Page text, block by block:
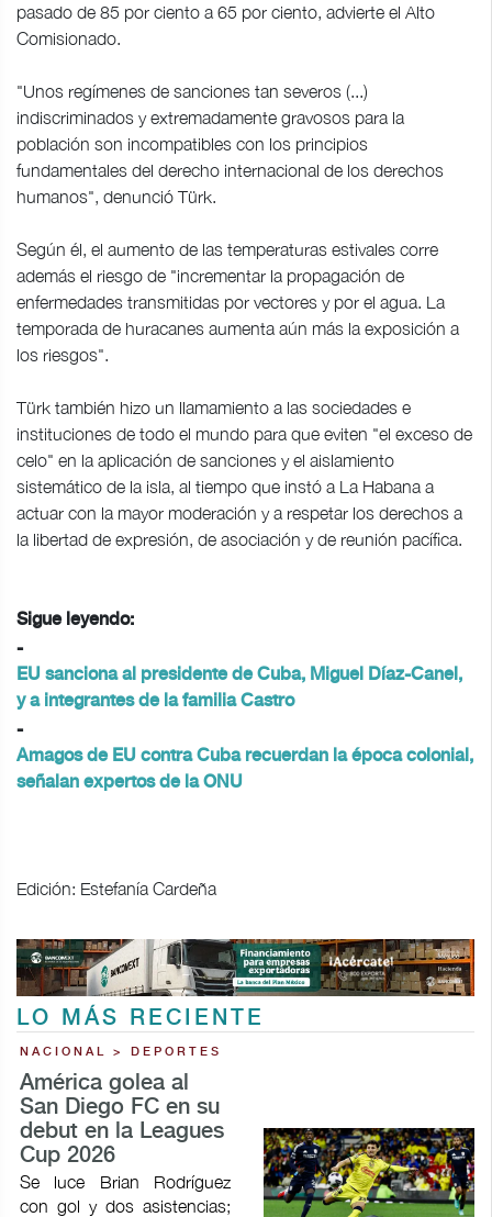
pasado de 85 por ciento a 65 por ciento, advierte el Alto
Comisionado.
"Unos regímenes de sanciones tan severos (...)
indiscriminados y extremadamente gravosos para la
población son incompatibles con los principios
fundamentales del derecho internacional de los derechos
humanos", denunció Türk.
Según él, el aumento de las temperaturas estivales corre
además el riesgo de "incrementar la propagación de
enfermedades transmitidas por vectores y por el agua. La
temporada de huracanes aumenta aún más la exposición a
los riesgos".
Türk también hizo un llamamiento a las sociedades e
instituciones de todo el mundo para que eviten "el exceso de
celo" en la aplicación de sanciones y el aislamiento
sistemático de la isla, al tiempo que instó a La Habana a
actuar con la mayor moderación y a respetar los derechos a
la libertad de expresión, de asociación y de reunión pacífica.
Sigue leyendo:
-
EU sanciona al presidente de Cuba, Miguel Díaz-Canel,
y a integrantes de la familia Castro
-
Amagos de EU contra Cuba recuerdan la época colonial,
señalan expertos de la ONU
Edición: Estefanía Cardeña
LO MÁS RECIENTE
NACIONAL > DEPORTES
América golea al
San Diego FC en su
debut en la Leagues
Cup 2026
Se luce Brian Rodríguez
con gol y dos asistencias;